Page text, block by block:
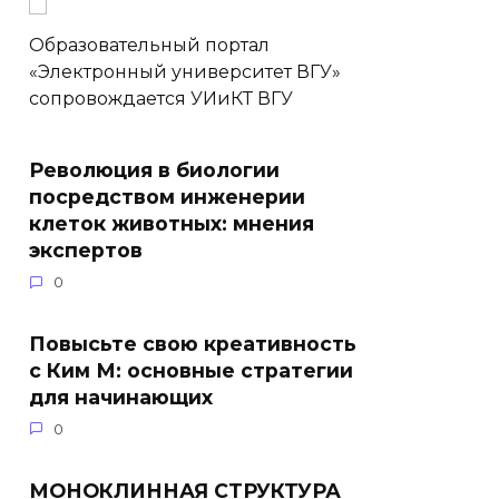
Образовательный портал
«Электронный университет ВГУ»
сопровождается УИиКТ ВГУ
Революция в биологии
посредством инженерии
клеток животных: мнения
экспертов
0
Повысьте свою креативность
с Ким М: основные стратегии
для начинающих
0
МОНОКЛИННАЯ СТРУКТУРА